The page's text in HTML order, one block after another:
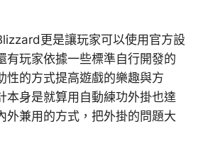
更是讓玩家可以使用官方設
有玩家依據一些標準自行開發的
性的方式提高遊戲的樂趣與方
本身是就算用自動練功外掛也達
外兼用的方式，把外掛的問題大